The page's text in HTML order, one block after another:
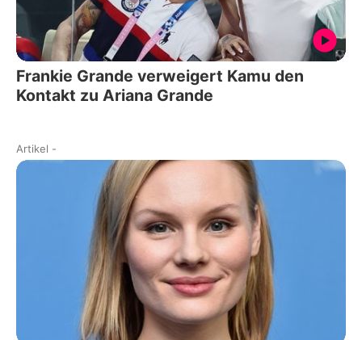
Frankie Grande verweigert Kamu den
Kontakt zu Ariana Grande
Artikel -